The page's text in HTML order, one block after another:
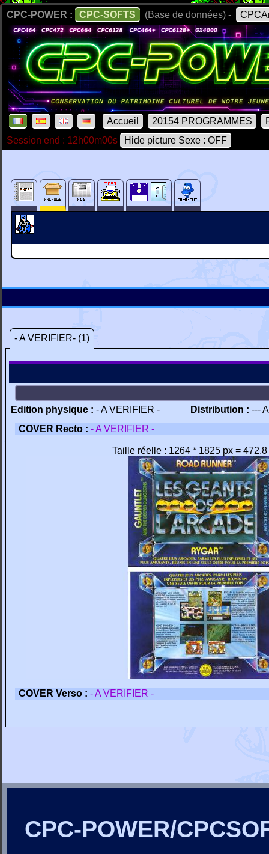
CPC-POWER : CPC-SOFTS (Base de données) -
Accueil 20154 PROGRAMMES
Session end : 12h00m00s
Hide picture Sexe : OFF
- A VERIFIER- (1)
Edition physique : - A VERIFIER - Distribution : ---
COVER Recto : - A VERIFIER -
Taille réelle : 1264 * 1825 px =
COVER Verso : - A VERIFIER -
CPC-POWER/